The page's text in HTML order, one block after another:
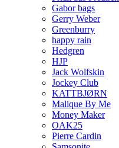
Gabor bags
Gerry Weber
Greenburry
happy rain
Hedgren
HJP
Jack Wolfskin
Jockey Club
KATTBJØRN
Malique By Me
Money Maker
OAK25
Pierre Cardin